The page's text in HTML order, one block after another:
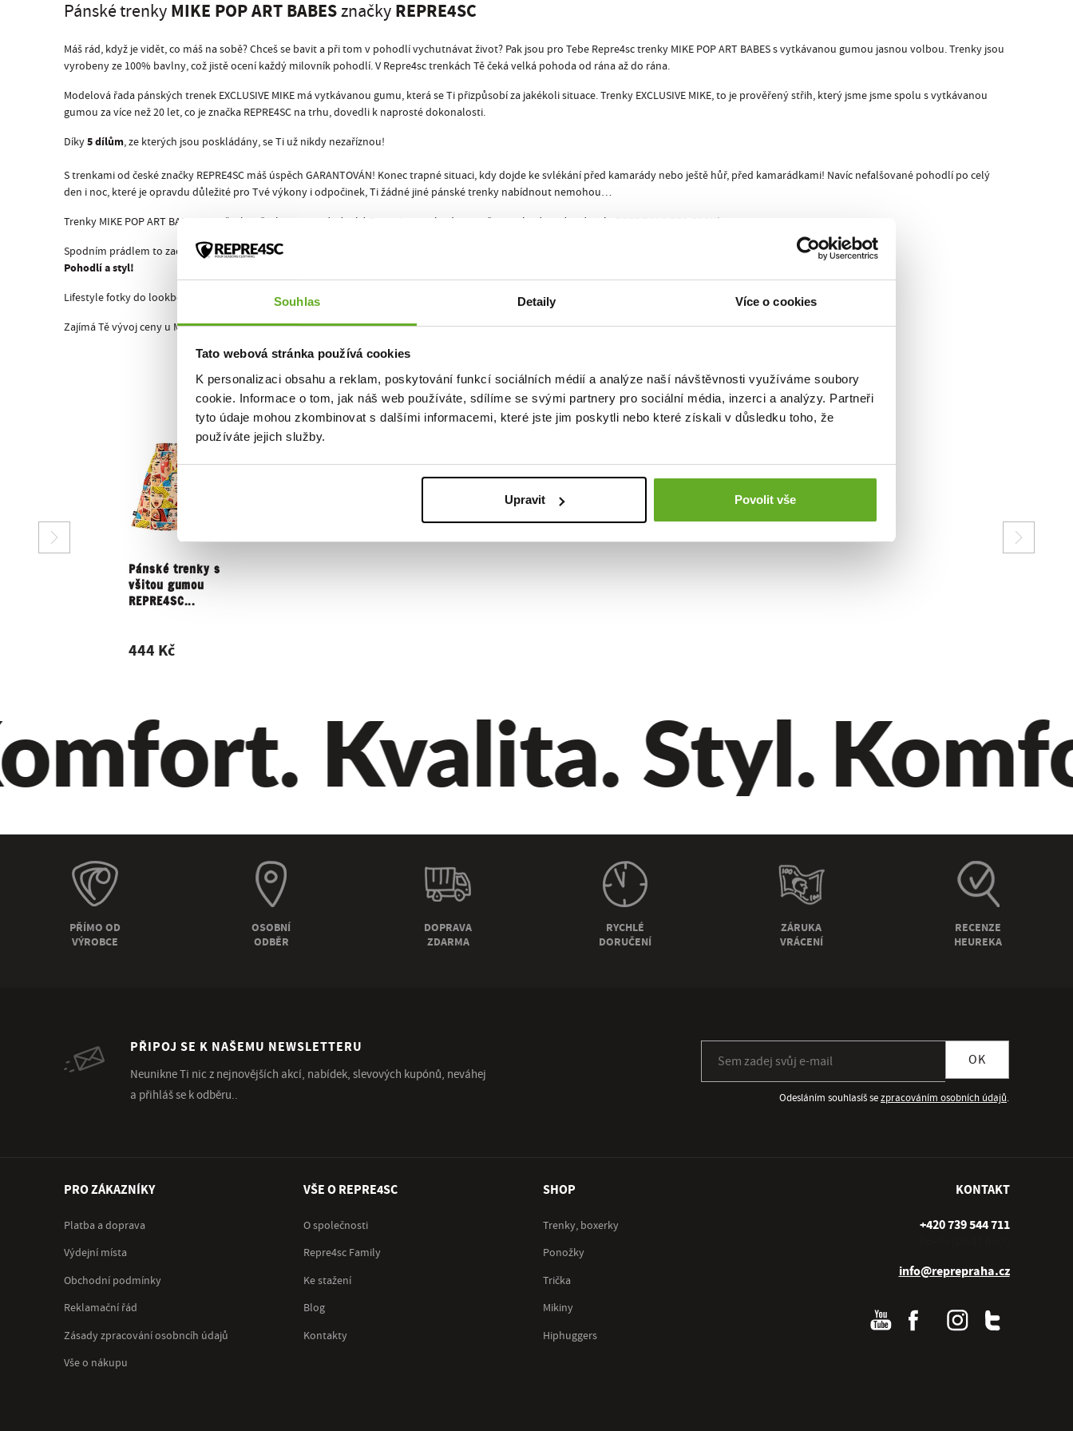
Souhlas Detaily Více o cookies
Tato webová stránka používá cookies
K personalizaci obsahu a reklam, poskytování funkcí sociálních médií a analýze naší návštěvnosti využíváme soubory
cookie. Informace o tom, jak náš web používáte, sdílíme se svými partnery pro sociální média, inzerci a analýzy. Partneři
tyto údaje mohou zkombinovat s dalšími informacemi, které jste jim poskytli nebo které získali v důsledku toho, že
používáte jejich služby.
Upravit Povolit vše
Pánské trenky MIKE POP ART BABESznačky REPRE4SC
Máš rád, když je vidět, co máš na sobě? Chceš se bavit a při tom v pohodlí vychutnávat život? Pak jsou pro Tebe Repre4sc trenky MIKE POP ART BABES s vytkávanou gumou jasnou volbou. Trenky jsou
vyrobeny ze 100% bavlny, což jistě ocení každý milovník pohodlí. V Repre4sc trenkách Tě čeká velká pohoda od rána až do rána.
Modelová řada pánských trenek EXCLUSIVE MIKE má vytkávanou gumu, která se Ti přizpůsobí za jakékoli situace. Trenky EXCLUSIVE MIKE, to je prověřený střih, který jsme jsme spolu s vytkávanou
gumou za více než 20 let, co je značka REPRE4SC na trhu, dovedli k naprosté dokonalosti.
Díky5 dílům, ze kterých jsou poskládány, se Ti už nikdy nezaříznou!
S trenkami od české značky REPRE4SC máš úspěch GARANTOVÁN! Konec trapné situaci, kdy dojde ke svlékání před kamarády nebo ještě hůř, před kamarádkami! Navíc nefalšované pohodlí po celý
den i noc, které je opravdu důležité pro Tvé výkony i odpočinek, Ti žádné jiné pánské trenky nabídnout nemohou…
Trenky MIKE POP ART BABES stejně jako všechny ostatní pánské Repre4sc trenky dostaneš ve stylové papírové pixle !
Spodním prádlem to začíná!
Pohodlí a styl!
Lifestyle fotky do lookbooku a doplňkové fotky trenek MIKE POP ART BABES pro nás nafotili naši streetfoto parťáci Onder Šustík.
Zajímá Tě vývoj ceny u MIKE POP ART BABES? Mrkni nahistorii.
PODOBNÉ PRODUKTY
Pánské trenky s
všitou gumou
REPRE4SC...
444 Kč
Kvalita. Styl.
PŘÍMO OD
VÝROBCE
OSOBNÍ
ODBĚR
DOPRAVA
ZDARMA
RYCHLÉ
DORUČENÍ
ZÁRUKA
VRÁCENÍ
RECENZE
HEUREKA
PŘIPOJ SE K NAŠEMU NEWSLETTERU
Neunikne Ti nic z nejnovějších akcí, nabídek, slevových kupónů, neváhej
a přihláš se k odběru..
OK
Odesláním souhlasíš sezpracováním osobních údajů.
PRO ZÁKAZNÍKY
Platba a doprava
Výdejní místa
Obchodní podmínky
Reklamační řád
Zásady zpracování osobncíh údajů
Vše o nákupu
VŠE O REPRE4SC
O společnosti
Repre4sc Family
Ke stažení
Blog
Kontakty
SHOP
Trenky, boxerky
Ponožky
Trička
Mikiny
Hiphuggers
KONTAKT
+420 739 544 711
info@reprepraha.cz